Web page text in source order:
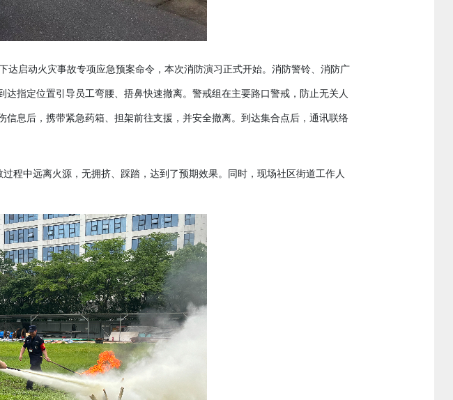
达启动火灾事故专项应急预案命令 ，本次消防演习正式开始。消防警铃、消防广
达指定位置引导员工弯腰、捂鼻快速撤离。警戒组在主要路口警戒，防止无关人
信息后，携带紧急药箱、担架前往支援，并安全撤离。到达集合点 后，通讯联络
过程中远离火源，无拥挤、踩踏 ，达到了预期效果。 同时，现场社区街道工作人